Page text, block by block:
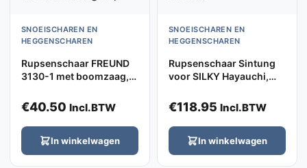
SNOEISCHAREN EN
HEGGENSCHAREN
Rupsenschaar FREUND
3130-1 met boomzaag,
handgreep
€40.50 Incl.BTW
In winkelwagen
SNOEISCHAREN EN
HEGGENSCHAREN
Rupsenschaar Sintung
voor SILKY Hayauchi,
€118.95 Incl.BTW
In winkelwagen